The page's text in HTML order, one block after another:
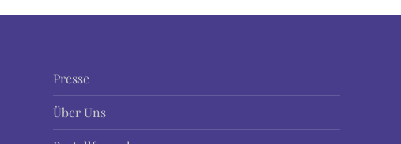
Presse
Über Uns